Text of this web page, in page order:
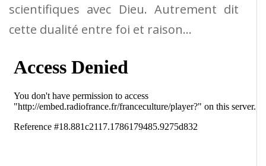
scientifiques avec Dieu. Autrement dit
cette dualité entre foi et raison…